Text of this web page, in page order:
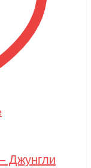
Джунгли